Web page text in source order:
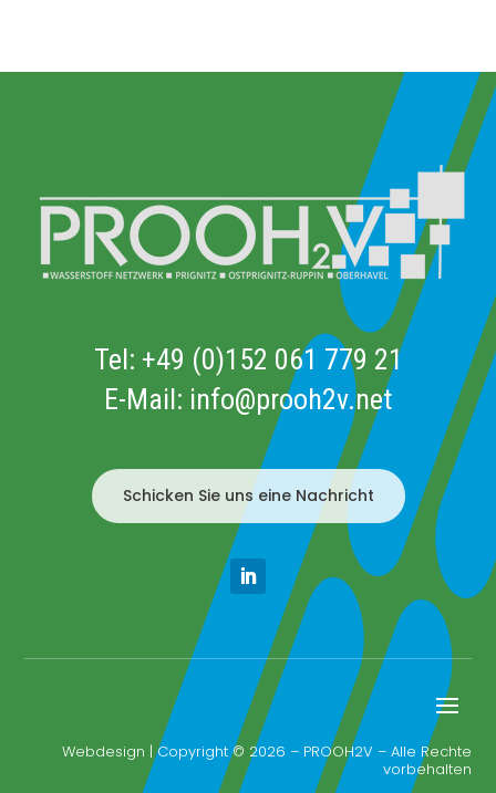
Tel: +49 (0)152 061 779 21
E-Mail: info@prooh2v.net
Schicken Sie uns eine Nachricht
Webdesign | Copyright © 2026 – PROOH2V – Alle Rechte
vorbehalten